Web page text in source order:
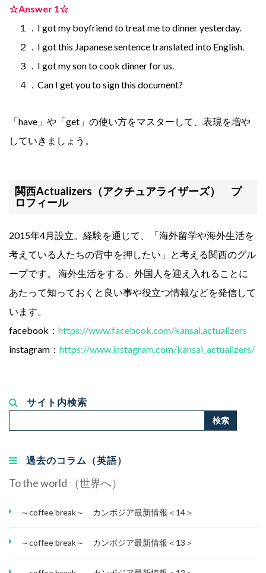
☆Answer 1☆
１．I got my boyfriend to treat me to dinner yesterday.
２．I got this Japanese sentence translated into English.
３．I got my son to cook dinner for us.
４．Can I get you to sign this document?
「have」や「get」の使い方をマスターして、表現を増や
していきましょう。
関西Actualizers（アクチュアライザーズ） プ
ロフィール
2015年4月設立。経験を通じて、「海外留学や海外生活を
考えている人たちの背中を押したい」と考える関西のグル
ープです。 海外生活をする、外国人を迎え入れることに
あたって知っておくと良い事や役立つ情報などを発信して
います。
facebook： https://www.facebook.com/kansai.actualizers
instagram： https://www.instagram.com/kansai_actualizers/
サイト内検索
索...
検索
過去のコラム（英語）
To the world （世界へ）
～coffee break～ カンボジア最新情報＜14＞
～coffee break～ カンボジア最新情報＜13＞